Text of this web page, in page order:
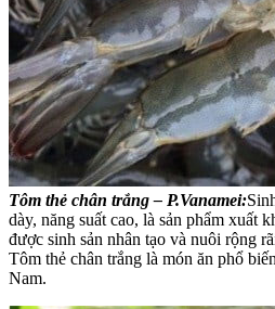
Tôm thẻ chân trắng – P.Vanamei:
dày, năng suất cao, là sản phẩm xuất
được sinh sản nhân tạo và nuôi rộng
Tôm thẻ chân trắng là món ăn phổ
Nam.